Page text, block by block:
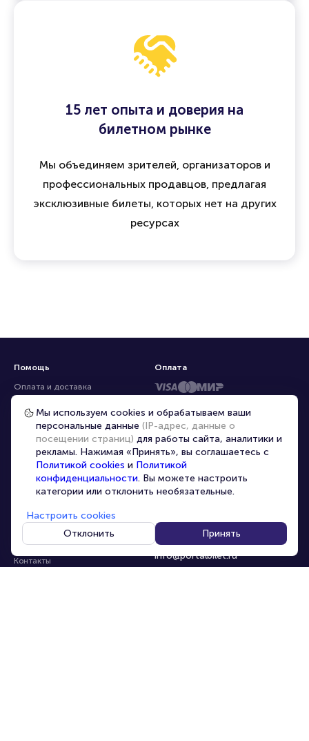
15 лет опыта и доверия на
билетном рынке
Мы объединяем зрителей, организаторов и
профессиональных продавцов, предлагая
эксклюзивные билеты, которых нет на других
ресурсах
Помощь
Оплата и доставка
Частые вопросы
Перепродажа билетов
Организаторам
Корпоративным клиентам
VIP-билеты
Персональные данные
О компании
Контакты
8-800-500-42-62
8-499-226-15-14
info@portalbilet.ru
С 10:00 до 21:00,
Оплата
Мы используем cookies и обрабатываем ваши
персональные данные (IP-адрес, данные о
посещении страниц) для работы сайта, аналитики и
рекламы. Нажимая «Принять», вы соглашаетесь с
Политикой cookies и Политикой
конфиденциальности. Вы можете настроить
категории или отклонить необязательные.
Настроить cookies
Отклонить
Принять